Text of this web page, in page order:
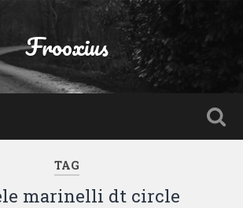
Frooxius
TAG
marinelli dt circle